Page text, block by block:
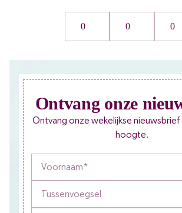
0 0 0
Ontvang onze
Ontvang onze wekelijkse nieuwsbrief
hoogte.